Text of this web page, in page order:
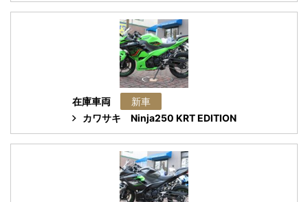
在庫車両
新車
カワサキ Ninja250 KRT EDITION